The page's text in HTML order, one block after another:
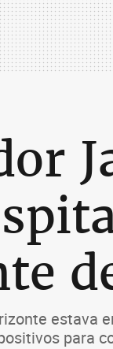
estava
para